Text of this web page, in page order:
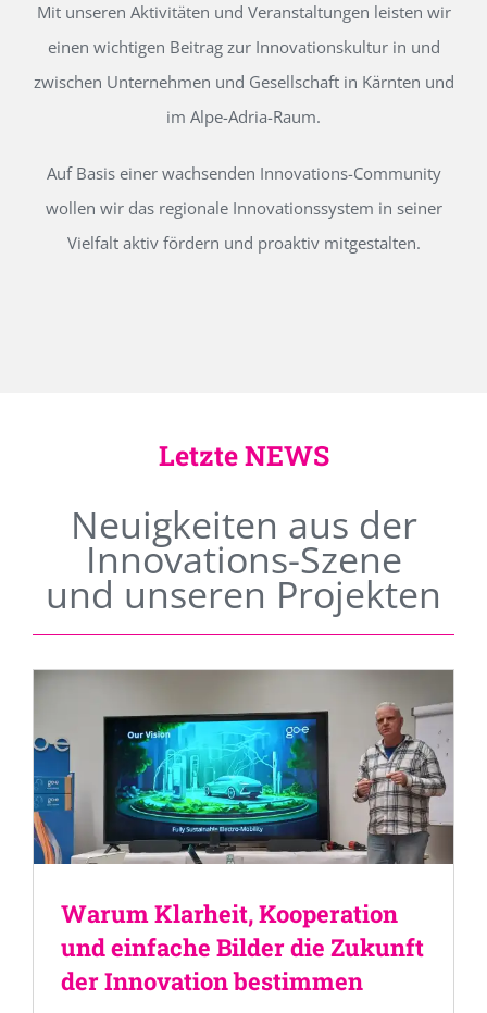
Mit unseren Aktivitäten und Veranstaltungen leisten wir
einen wichtigen Beitrag zur Innovationskultur in und
zwischen Unternehmen und Gesellschaft in Kärnten und
im Alpe-Adria-Raum.
Auf Basis einer wachsenden Innovations-Community
wollen wir das regionale Innovationssystem in seiner
Vielfalt aktiv fördern und proaktiv mitgestalten.
Letzte NEWS
Neuigkeiten aus der
Innovations-Szene
und unseren Projekten
Warum Klarheit, Kooperation
und einfache Bilder die Zukunft
der Innovation bestimmen